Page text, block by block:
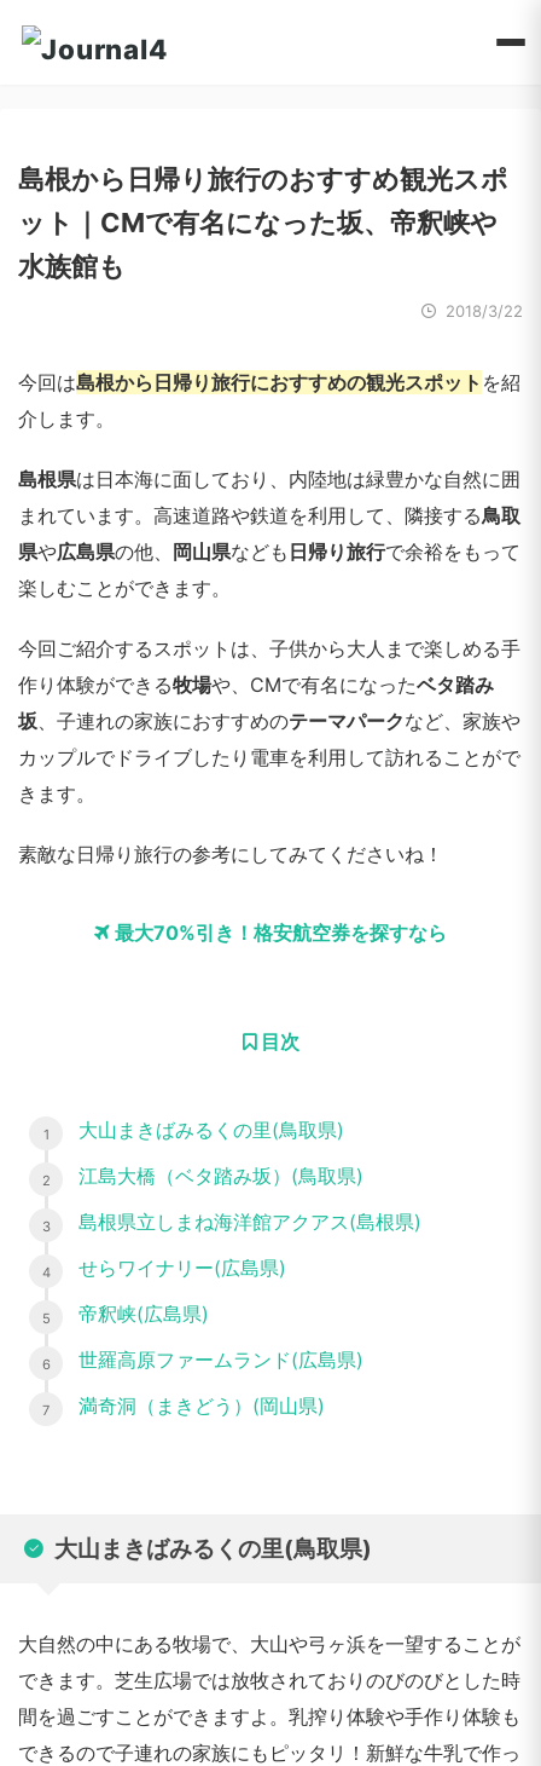
島根から日帰り旅行のおすすめ観光スポ
ット｜CMで有名になった坂、帝釈峡や
水族館も
2018/3/22
今回は島根から日帰り旅行におすすめの観光スポット を紹
介します。
島根県は日本海に面しており、内陸地は緑豊かな自然に囲
まれています。高速道路や鉄道を利用して、隣接する鳥取
県や広島県の他、 岡山県なども 日帰り旅行で余裕をもって
楽しむことができます。
今回ご紹介するスポットは、子供から大人まで楽しめる手
作り体験ができる牧場や、CMで有名になったベタ踏み
坂、子連れの家族におすすめのテーマパークなど、家族や
カップルでドライブしたり電車を利用して訪れることがで
きます。
素敵な日帰り旅行の参考にしてみてくださいね！
最大70%引き！格安航空券を探すなら
目次
大山まきばみるくの里(鳥取県)
江島大橋（ベタ踏み坂）(鳥取県)
島根県立しまね海洋館アクアス(島根県)
せらワイナリー(広島県)
帝釈峡(広島県)
世羅高原ファームランド(広島県)
満奇洞（まきどう）(岡山県)
大山まきばみるくの里(鳥取県)
大自然の中にある牧場で、大山や弓ヶ浜を一望することが
できます。芝生広場では放牧されておりのびのびとした時
間を過ごすことができますよ。乳搾り体験や手作り体験も
できるので子連れの家族にもピッタリ！新鮮な牛乳で作っ